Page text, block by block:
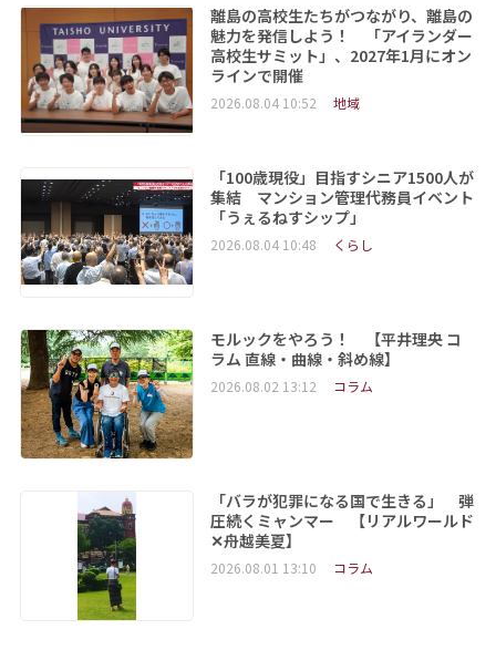
離島の高校生たちがつながり、離島の
魅力を発信しよう！ 「アイランダー
高校生サミット」、2027年1月にオン
ラインで開催
2026.08.04 10:52 地域
「100歳現役」目指すシニア1500人が
集結 マンション管理代務員イベント
「うぇるねすシップ」
2026.08.04 10:48 くらし
モルックをやろう！ 【平井理央 コ
ラム 直線・曲線・斜め線】
2026.08.02 13:12 コラム
「バラが犯罪になる国で生きる」 弾
圧続くミャンマー 【リアルワールド
✕舟越美夏】
2026.08.01 13:10 コラム